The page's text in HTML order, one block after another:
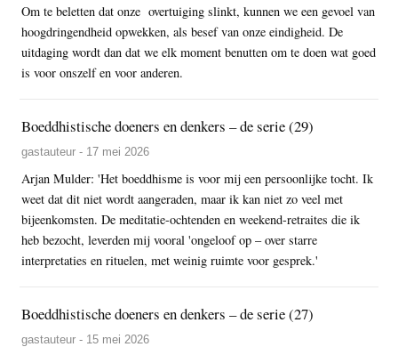
Om te beletten dat onze overtuiging slinkt, kunnen we een gevoel van
hoogdringendheid opwekken, als besef van onze eindigheid. De
uitdaging wordt dan dat we elk moment benutten om te doen wat goed
is voor onszelf en voor anderen.
Boeddhistische doeners en denkers – de serie (29)
gastauteur - 17 mei 2026
Arjan Mulder: 'Het boeddhisme is voor mij een persoonlijke tocht. Ik
weet dat dit niet wordt aangeraden, maar ik kan niet zo veel met
bijeenkomsten. De meditatie-ochtenden en weekend-retraites die ik
heb bezocht, leverden mij vooral 'ongeloof op – over starre
interpretaties en rituelen, met weinig ruimte voor gesprek.'
Boeddhistische doeners en denkers – de serie (27)
gastauteur - 15 mei 2026